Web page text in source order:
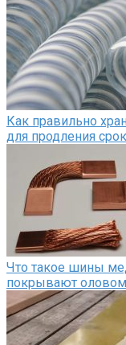
Как правильно
для продления
Что такое шины
покрывают оловом